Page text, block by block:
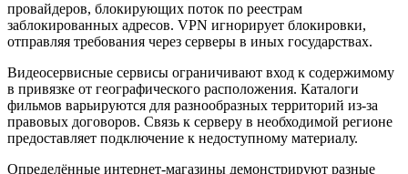
провайдеров, блокирующих поток по реестрам
заблокированных адресов. VPN игнорирует блокировки,
отправляя требования через серверы в иных государствах.
Видеосервисные сервисы ограничивают вход к содержимому
в привязке от географического расположения. Каталоги
фильмов варьируются для разнообразных территорий из-за
правовых договоров. Связь к серверу в необходимой регионе
предоставляет подключение к недоступному материалу.
Определённые интернет-магазины демонстрируют разные